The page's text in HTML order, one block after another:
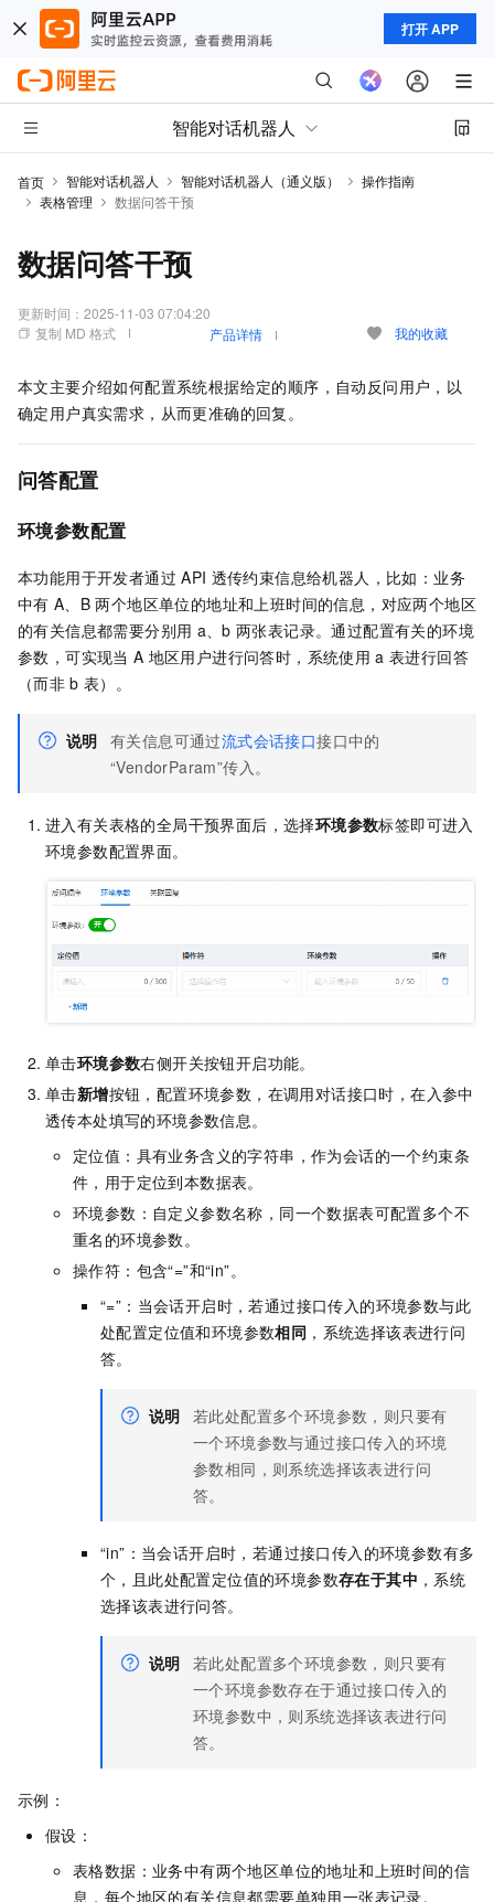
打开 APP
智能对话机器人
首页 智能对话机器人 智能对话机器人（通义版）
操作指南
表格管理
数据问答干预
数据问答干预
更新时间： 2025-11-03 07:04:20
复制 MD 格式
产品详情 我的收藏
本文主要介绍如何配置系统根据给定的顺序，自动反问用户，以
确定用户真实需求，从而更准确的回复。
问答配置
环境参数配置
本功能用于开发者通过 API 透传约束信息给机器人，比如：业务
中有 A、B 两个地区单位的地址和上班时间的信息，对应两个地区
的有关信息都需要分别用 a、b 两张表记录。通过配置有关的环境
参数，可实现当 A 地区用户进行问答时，系统使用 a 表进行回答
（而非 b 表）。
说明 有关信息可通过流式会话接口接口中的
“VendorParam”传入。
进入有关表格的全局干预界面后，选择环境参数标签即可进入
环境参数配置界面。
单击环境参数右侧开关按钮开启功能。
单击新增按钮，配置环境参数，在调用对话接口时，在入参中
透传本处填写的环境参数信息。
定位值：具有业务含义的字符串，作为会话的一个约束条
件，用于定位到本数据表。
环境参数：自定义参数名称，同一个数据表可配置多个不
重名的环境参数。
操作符：包含“=”和“in”。
“=”：当会话开启时，若通过接口传入的环境参数与此
处配置定位值和环境参数相同 ，系统选择该表进行问
答。
说明 若此处配置多个环境参数，则只要有
一个环境参数与通过接口传入的环境
参数相同，则系统选择该表进行问
答。
“in”：当会话开启时，若通过接口传入的环境参数有多
个，且此处配置定位值的环境参数存在于其中 ，系统
选择该表进行问答。
说明 若此处配置多个环境参数，则只要有
一个环境参数存在于通过接口传入的
环境参数中，则系统选择该表进行问
答。
示例：
假设：
表格数据：业务中有两个地区单位的地址和上班时间的信
息，每个地区的有关信息都需要单独用一张表记录。